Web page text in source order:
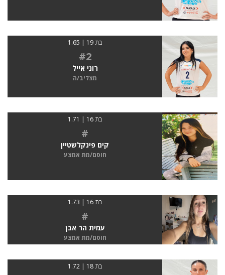
בת 19 | 1.65
#2
רוני אייל
מצליב/ה
בת 16 | 1.71
#
קים פינקלשטיין
חוסם/מת אמצע
בת 16 | 1.73
#
עמית הר אבן
חוסם/מת אמצע
בת 18 | 1.72